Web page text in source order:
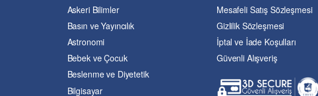
Askeri Bilimler
Basın ve Yayıncılık
Astronomi
Bebek ve Çocuk
Beslenme ve Diyetetik
Bilgisayar
Mesafeli Satış Sözleşmesi
Gizlilik Sözleşmesi
İptal ve İade Koşulları
Güvenli Alışveriş